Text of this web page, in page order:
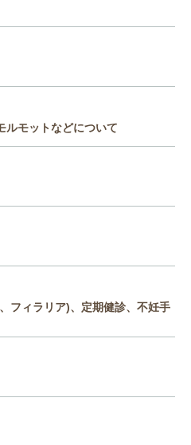
ルモットなどについて
フィラリア)、定期健診、不妊手